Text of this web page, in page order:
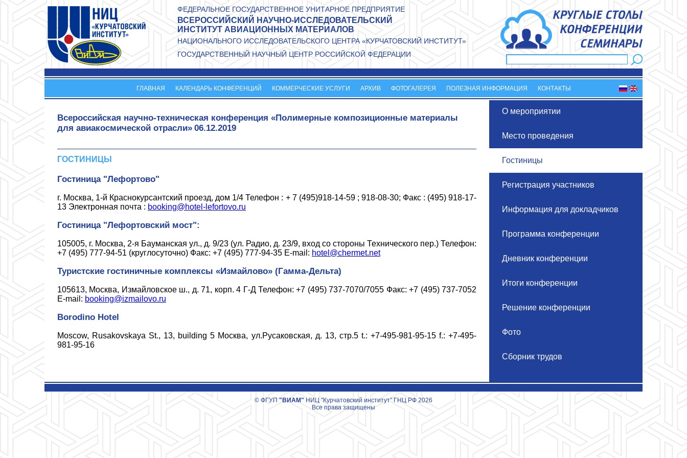
Перейти к основному содержанию
ФЕДЕРАЛЬНОЕ ГОСУДАРСТВЕННОЕ УНИТАРНОЕ ПРЕДПРИЯТИЕ
ВСЕРОССИЙСКИЙ НАУЧНО-ИССЛЕДОВАТЕЛЬСКИЙ
ИНСТИТУТ АВИАЦИОННЫХ МАТЕРИАЛОВ
НАЦИОНАЛЬНОГО ИССЛЕДОВАТЕЛЬСКОГО ЦЕНТРА «КУРЧАТОВСКИЙ ИНСТИТУТ»
ГОСУДАРСТВЕННЫЙ НАУЧНЫЙ ЦЕНТР РОССИЙСКОЙ ФЕДЕРАЦИИ
Форма поиска
ГЛАВНАЯ КАЛЕНДАРЬ КОНФЕРЕНЦИЙ КОММЕРЧЕСКИЕ УСЛУГИ АРХИВ ФОТОГАЛЕРЕЯ ПОЛЕЗНАЯ ИНФОРМАЦИЯ КОНТАКТЫ
О мероприятии
Место проведения
Гостиницы
Регистрация участников
Информация для докладчиков
Программа конференции
Дневник конференции
Итоги конференции
Решение конференции
Фото
Сборник трудов
Всероссийская научно-техническая конференция «Полимерные композиционные материалы
для авиакосмической отрасли» 06.12.2019
ГОСТИНИЦЫ
Гостиница "Лефортово"
г. Москва, 1-й Краснокурсантский проезд, дом 1/4 Телефон : + 7 (495)918-14-59 ; 918-08-30; Факс : (495) 918-17-
13 Электронная почта : booking@hotel-lefortovo.ru
Гостиница "Лефортовский мост":
105005, г. Москва, 2-я Бауманская ул., д. 9/23 (ул. Радио, д. 23/9, вход со стороны Технического пер.) Телефон:
+7 (495) 777-94-51 (круглосуточно) Факс: +7 (495) 777-94-35 E-mail: hotel@chermet.net
Туристские гостиничные комплексы «Измайлово» (Гамма-Дельта)
105613, Москва, Измайловское ш., д. 71, корп. 4 Г-Д Телефон: +7 (495) 737-7070/7055 Факс: +7 (495) 737-7052
E-mail: booking@izmailovo.ru
Borodino Hotel
Moscow, Rusakovskaya St., 13, building 5 Москва, ул.Русаковская, д. 13, стр.5 t.: +7-495-981-95-15 f.: +7-495-
981-95-16
© ФГУП "ВИАМ" НИЦ "Курчатовский институт" ГНЦ РФ 2026
Все права защищены